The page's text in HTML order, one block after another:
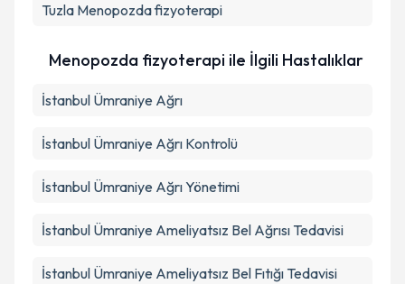
Tuzla Menopozda fizyoterapi
Menopozda fizyoterapi ile İlgili Hastalıklar
İstanbul Ümraniye Ağrı
İstanbul Ümraniye Ağrı Kontrolü
İstanbul Ümraniye Ağrı Yönetimi
İstanbul Ümraniye Ameliyatsız Bel Ağrısı Tedavisi
İstanbul Ümraniye Ameliyatsız Bel Fıtığı Tedavisi